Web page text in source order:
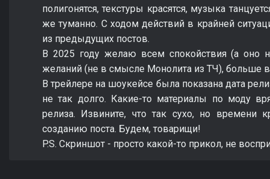
полигонятся, текстуры красятся, музыка
же туманно. С ходом действий в крайней
из предыдущих постов.
В 2025 году желаю всем спокойствия (а оно
желаний (не в смысле Монолита из ТЧ), больше
В трейлере на шоукейсе была показана дата
не так долго. Какие-то материалы по моду
релиза. Извините, что так сухо, но времени
созданию поста. Будем, товарищи!
P.S. Скриншот - просто какой-то прикол, не